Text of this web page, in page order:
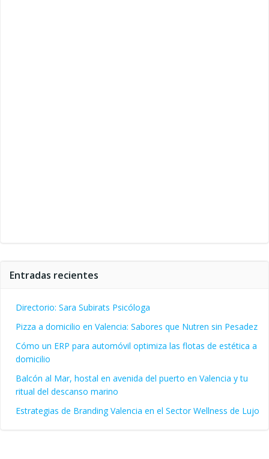
Entradas recientes
Directorio: Sara Subirats Psicóloga
Pizza a domicilio en Valencia: Sabores que Nutren sin Pesadez
Cómo un ERP para automóvil optimiza las flotas de estética a
domicilio
Balcón al Mar, hostal en avenida del puerto en Valencia y tu
ritual del descanso marino
Estrategias de Branding Valencia en el Sector Wellness de Lujo